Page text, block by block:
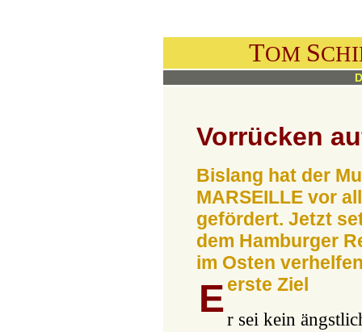
TOM S
Vorrücken
Bislang hat der
MARSEILLE vor
gefördert. Jetzt
dem Hamburger
im Osten
erste Ziel
Er sei kein